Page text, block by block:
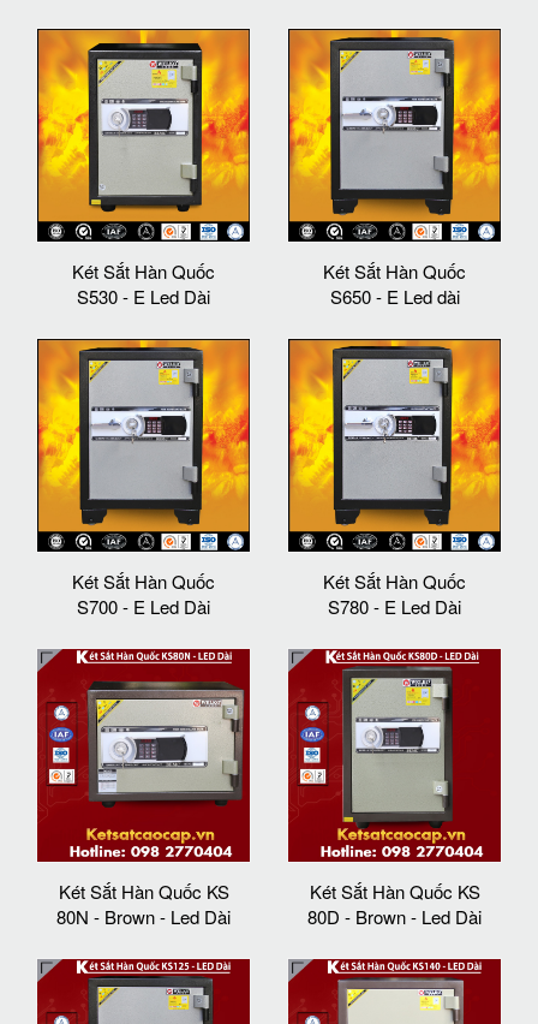
Két Sắt Hàn Quốc
S530 - E Led Dài
Két Sắt Hàn Quốc
S650 - E Led dài
Két Sắt Hàn Quốc
S700 - E Led Dài
Két Sắt Hàn Quốc
S780 - E Led Dài
Két Sắt Hàn Quốc KS
80N - Brown - Led Dài
Két Sắt Hàn Quốc KS
80D - Brown - Led Dài